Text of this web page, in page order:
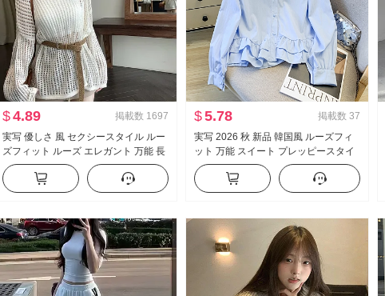
$4.89 掲載数 1697
実写 優しさ 風 セクシースタイル ルー
ズフィット ルーズ エレガント 万能 長
袖 レース ニット ブラウス キャミソー
ル
$5.78 掲載数 37
実写 2026 秋 新品 韓国風 ルーズフィ
ット 万能 スイート プレッピースタイ
ル フリル 長袖 シャツ レディーストッ
プス